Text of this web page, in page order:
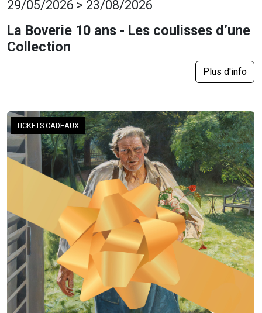
29/05/2026 > 23/08/2026
La Boverie 10 ans - Les coulisses d’une
Collection
Plus d'info
TICKETS CADEAUX